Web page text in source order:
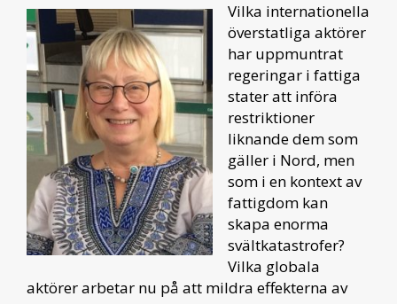
Vilka internationella
överstatliga aktörer
har uppmuntrat
regeringar i fattiga
stater att införa
restriktioner
liknande dem som
gäller i Nord, men
som i en kontext av
fattigdom kan
skapa enorma
svältkatastrofer?
Vilka globala
aktörer arbetar nu på att mildra effekterna av